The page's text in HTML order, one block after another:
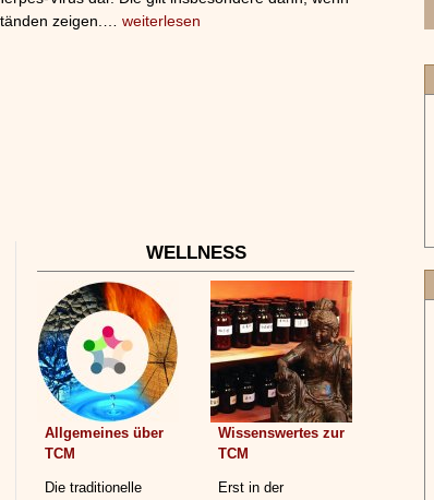
zeigen.… weiterlesen
WELLNESS
Allgemeines über
TCM
Die traditionelle
Wissenswertes zur
TCM
Erst in der
unterliegt.